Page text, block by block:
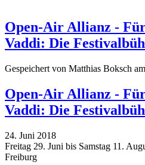
Open-Air Allianz -
Vaddi: Die
Gespeichert von Matthias Boksch
Open-Air Allianz -
Vaddi: Die
24. Juni 2018
Freitag 29. Juni bis Samstag 11.
Freiburg